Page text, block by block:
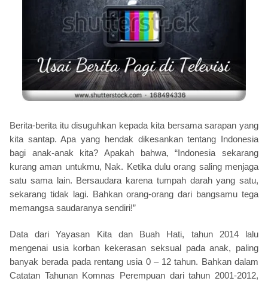
Berita-berita itu disuguhkan kepada kita bersama sarapan yang
kita santap. Apa yang hendak dikesankan tentang Indonesia
bagi anak-anak kita? Apakah bahwa, “Indonesia sekarang
kurang aman untukmu, Nak. Ketika dulu orang saling menjaga
satu sama lain. Bersaudara karena tumpah darah yang satu,
sekarang tidak lagi. Bahkan orang-orang dari bangsamu tega
memangsa saudaranya sendiri!”
Data dari Yayasan Kita dan Buah Hati, tahun 2014 lalu
mengenai usia korban kekerasan seksual pada anak, paling
banyak berada pada rentang usia 0 – 12 tahun. Bahkan dalam
Catatan Tahunan Komnas Perempuan dari tahun 2001-2012,